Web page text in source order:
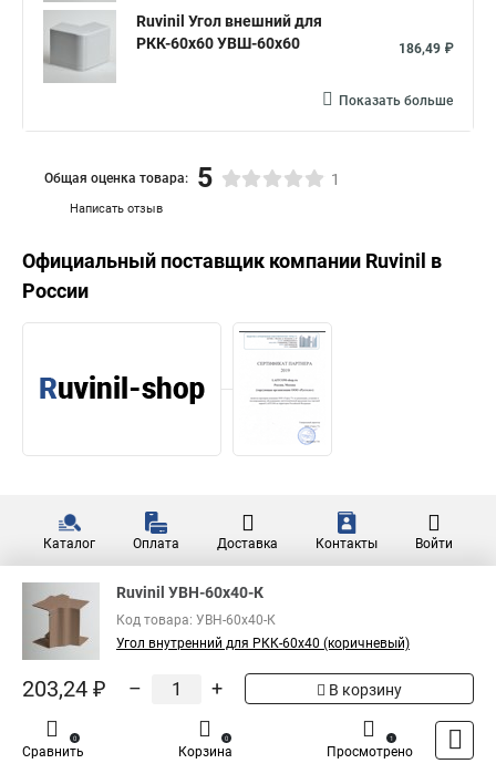
Ruvinil Угол внешний для
РКК-60х60 УВШ-60х60
186,49 ₽
Показать больше
Написать отзыв
Общая оценка товара: 5 1
Официальный поставщик компании Ruvinil в
России
Каталог Оплата Доставка Контакты Войти
Ruvinil УВН-60х40-К
Код товара: УВН-60х40-К
Угол внутренний для РКК-60х40 (коричневый)
203,24 ₽ – + В корзину
Сравнить
0
Корзина
0
Просмотрено
1